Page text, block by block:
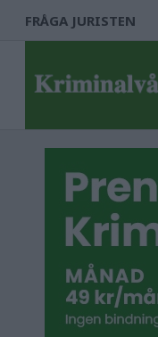
FRÅGA JURISTEN